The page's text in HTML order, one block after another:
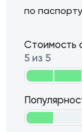
по
Стоимость
5 из 5